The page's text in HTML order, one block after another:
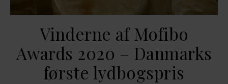
Vinderne af Mofibo
Awards 2020 – Danmarks
første lydbogspris